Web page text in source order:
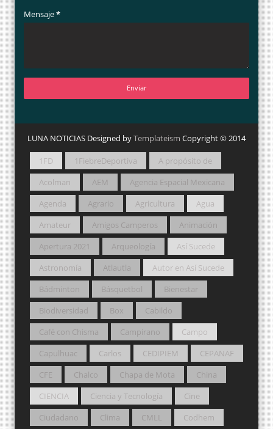
Mensaje*
LUNA NOTICIAS Designed byTemplateism Copyright © 2014
1FD 1FiebreDeportiva
A propósito de
Acolman
AEM
Agencia Espacial Mexicana
Agenda
Agrario Agricultura
Agua
Amateur
Amigos Camperos
Animación
Apertura 2021
Arqueología
Así Sucede
Astronomía
Atlautla
Autor en Así Sucede
Bádminton
Básquetbol
Bienestar
Biodiversidad
Box
Cabildo
Café con Chisma
Campirano
Campo
Capulhuac
Carlos CEDIPIEM
CEPANAF
CFE
Chalco Chapa de Mota
China
CIENCIA
Ciencia y Tecnología
Cine
Ciudadano
Clima CMLL
Codhem